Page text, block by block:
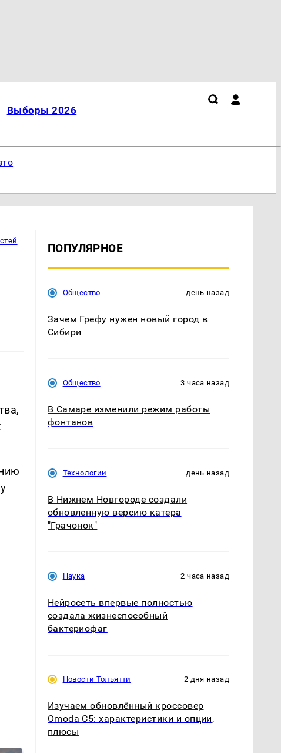
Выборы 2026
ПОПУЛЯРНОЕ
Общество день назад
Зачем Грефу нужен новый город в
Сибири
Общество 3 часа назад
В Самаре изменили режим работы
фонтанов
Технологии день назад
В Нижнем Новгороде создали
обновленную версию катера
"Грачонок"
Наука 2 часа назад
Нейросеть впервые полностью
создала жизнеспособный
бактериофаг
Новости Тольятти 2 дня назад
Изучаем обновлённый кроссовер
Omoda C5: характеристики и опции,
плюсы